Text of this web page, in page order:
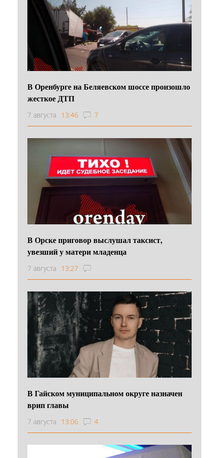
В Оренбурге на Беляевском шоссе произошло
жесткое ДТП
7 августа 13:46 7
В Орске приговор выслушал таксист,
увезший у матери младенца
7 августа 13:27
В Гайском муниципальном округе назначен
врип главы
7 августа 13:06 4